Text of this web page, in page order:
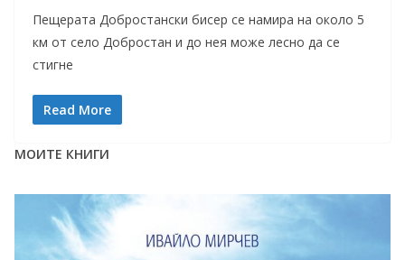
Пещерата Добростански бисер се намира на около 5
км от село Добростан и до нея може лесно да се
стигне
Read More
МОИТЕ КНИГИ